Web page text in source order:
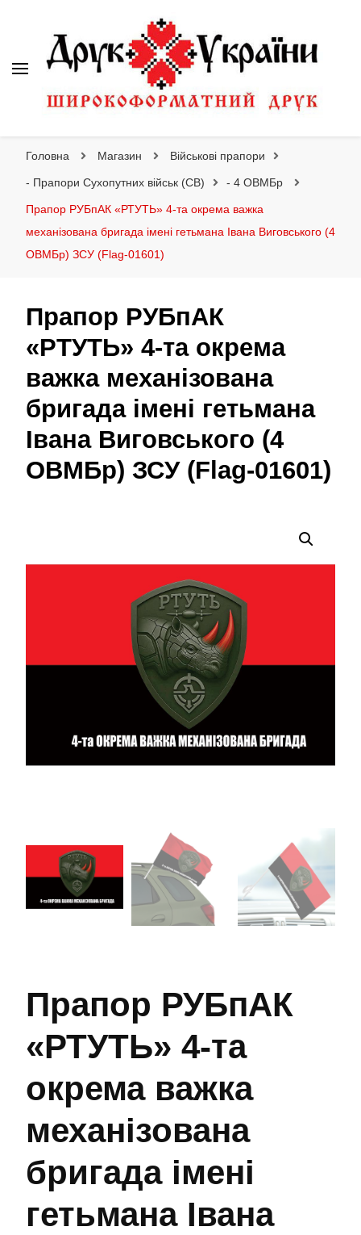
Головна Магазин Військові прапори
- Прапори Сухопутних військ (СВ) - 4 ОВМБр
Прапор РУБпАК «РТУТЬ» 4-та окрема важка
механізована бригада імені гетьмана Івана Виговського (4
ОВМБр) ЗСУ (Flag-01601)
Прапор РУБпАК
«РТУТЬ» 4-та окрема
важка механізована
бригада імені гетьмана
Івана Виговського (4
ОВМБр) ЗСУ (Flag-01601)
Прапор РУБпАК
«РТУТЬ» 4-та
окрема важка
механізована
бригада імені
гетьмана Івана